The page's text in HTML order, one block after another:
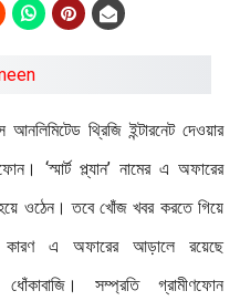
আনলিমিটেড থ্রিজি ইন্টারনেট দেওয়ার
‘স্মার্ট প্ল্যান’ নামের এ অফারের
হয়ে ওঠেন। তবে খোঁজ খবর করতে গিয়ে
কারণ এ অফারের আড়ালে রয়েছে
ধোঁকাবাজি। সম্প্রতি গ্রামীণফোন